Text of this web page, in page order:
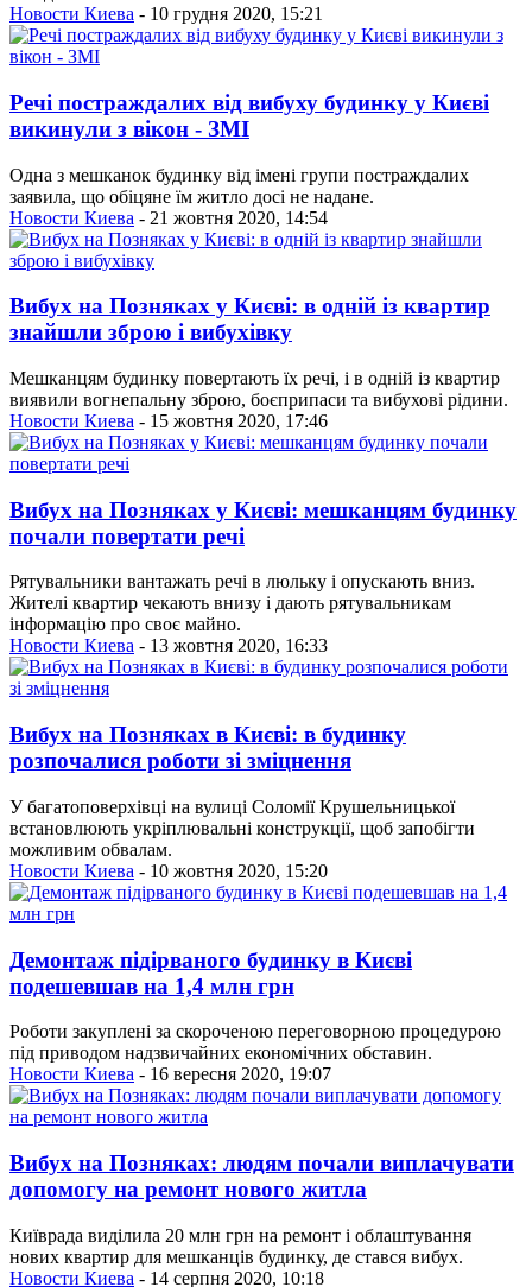
Новости Киева - 10 грудня 2020, 15:21
Речі постраждалих від вибуху будинку у Києві
викинули з вікон - ЗМІ
Одна з мешканок будинку від імені групи постраждалих
заявила, що обіцяне їм житло досі не надане.
Новости Киева - 21 жовтня 2020, 14:54
Вибух на Позняках у Києві: в одній із квартир
знайшли зброю і вибухівку
Мешканцям будинку повертають їх речі, і в одній із квартир
виявили вогнепальну зброю, боєприпаси та вибухові рідини.
Новости Киева - 15 жовтня 2020, 17:46
Вибух на Позняках у Києві: мешканцям будинку
почали повертати речі
Рятувальники вантажать речі в люльку і опускають вниз.
Жителі квартир чекають внизу і дають рятувальникам
інформацію про своє майно.
Новости Киева - 13 жовтня 2020, 16:33
Вибух на Позняках в Києві: в будинку
розпочалися роботи зі зміцнення
У багатоповерхівці на вулиці Соломії Крушельницької
встановлюють укріплювальні конструкції, щоб запобігти
можливим обвалам.
Новости Киева - 10 жовтня 2020, 15:20
Демонтаж підірваного будинку в Києві
подешевшав на 1,4 млн грн
Роботи закуплені за скороченою переговорною процедурою
під приводом надзвичайних економічних обставин.
Новости Киева - 16 вересня 2020, 19:07
Вибух на Позняках: людям почали виплачувати
допомогу на ремонт нового житла
Київрада виділила 20 млн грн на ремонт і облаштування
нових квартир для мешканців будинку, де стався вибух.
Новости Киева - 14 серпня 2020, 10:18